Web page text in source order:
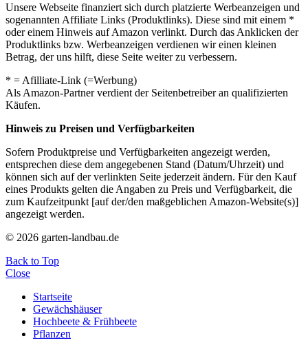
Unsere Webseite finanziert sich durch platzierte Werbeanzeigen und
sogenannten Affiliate Links (Produktlinks). Diese sind mit einem *
oder einem Hinweis auf Amazon verlinkt. Durch das Anklicken der
Produktlinks bzw. Werbeanzeigen verdienen wir einen kleinen
Betrag, der uns hilft, diese Seite weiter zu verbessern.
* = Afilliate-Link (=Werbung)
Als Amazon-Partner verdient der Seitenbetreiber an qualifizierten
Käufen.
Hinweis zu Preisen und Verfügbarkeiten
Sofern Produktpreise und Verfügbarkeiten angezeigt werden,
entsprechen diese dem angegebenen Stand (Datum/Uhrzeit) und
können sich auf der verlinkten Seite jederzeit ändern. Für den Kauf
eines Produkts gelten die Angaben zu Preis und Verfügbarkeit, die
zum Kaufzeitpunkt [auf der/den maßgeblichen Amazon-Website(s)]
angezeigt werden.
© 2026 garten-landbau.de
Back to Top
Close
Startseite
Gewächshäuser
Hochbeete & Frühbeete
Pflanzen